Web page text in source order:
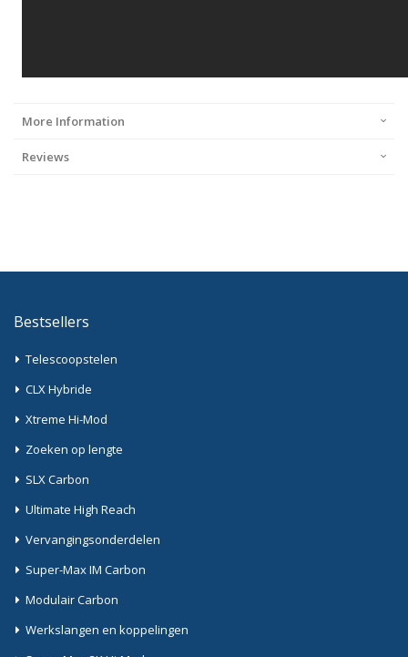
More Information
Reviews
Bestsellers
Telescoopstelen
CLX Hybride
Xtreme Hi-Mod
Zoeken op lengte
SLX Carbon
Ultimate High Reach
Vervangingsonderdelen
Super-Max IM Carbon
Modulair Carbon
Werkslangen en koppelingen